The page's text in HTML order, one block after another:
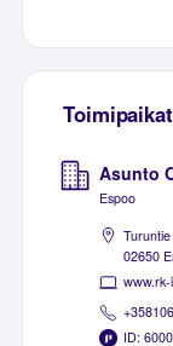
Asunto
Espoo
02650
ID: